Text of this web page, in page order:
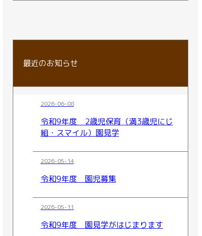
最近のお知らせ
2026-06-08
令和9年度 2歳児保育（満3歳児にじ
組・スマイル）園見学
2026-05-14
令和9年度 園児募集
2026-05-11
令和9年度 園見学がはじまります